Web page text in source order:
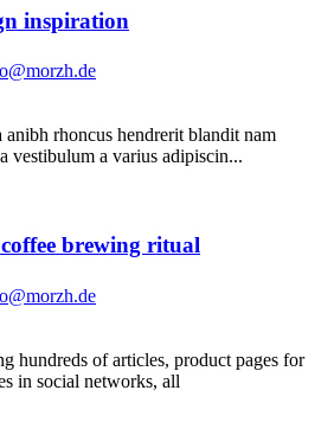
inspiration
anibh rhoncus hendrerit blandit nam
vestibulum a varius adipiscin...
brewing ritual
hundreds of articles, product pages for
in social networks, all